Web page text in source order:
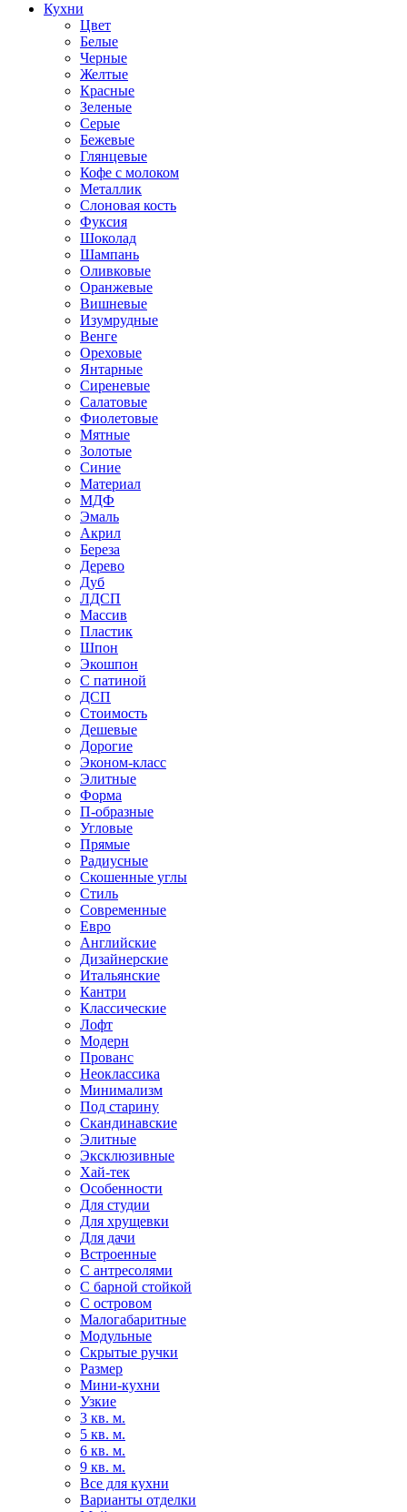
Кухни
Цвет
Белые
Черные
Желтые
Красные
Зеленые
Серые
Бежевые
Глянцевые
Кофе с молоком
Металлик
Слоновая кость
Фуксия
Шоколад
Шампань
Оливковые
Оранжевые
Вишневые
Изумрудные
Венге
Ореховые
Янтарные
Сиреневые
Салатовые
Фиолетовые
Мятные
Золотые
Синие
Материал
МДФ
Эмаль
Акрил
Береза
Дерево
Дуб
ЛДСП
Массив
Пластик
Шпон
Экошпон
С патиной
ДСП
Стоимость
Дешевые
Дорогие
Эконом-класс
Элитные
Форма
П-образные
Угловые
Прямые
Радиусные
Скошенные углы
Стиль
Современные
Евро
Английские
Дизайнерские
Итальянские
Кантри
Классические
Лофт
Модерн
Прованс
Неоклассика
Минимализм
Под старину
Скандинавские
Элитные
Эксклюзивные
Хай-тек
Особенности
Для студии
Для хрущевки
Для дачи
Встроенные
С антресолями
С барной стойкой
С островом
Малогабаритные
Модульные
Скрытые ручки
Размер
Мини-кухни
Узкие
3 кв. м.
5 кв. м.
6 кв. м.
9 кв. м.
Все для кухни
Варианты отделки